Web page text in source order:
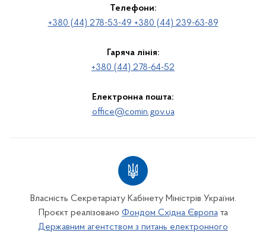
Телефони:
+380 (44) 278-53-49 +380 (44) 239-63-89
Гаряча лінія:
+380 (44) 278-64-52
Електронна пошта:
office@comin.gov.ua
Власність Секретаріату Кабінету Міністрів України.
Проєкт реалізовано Фондом Східна Європата
Державним агентством з питань електронного